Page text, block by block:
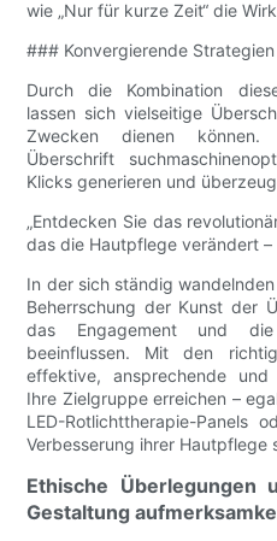
wie „Nur für kurze Zeit“ die
### Konvergierende
Durch die Kombination
lassen sich vielseitige
Zwecken dienen können.
Überschrift
Klicks generieren und
„Entdecken Sie das
das die Hautpflege verändert –
In der sich ständig
Beherrschung der Kunst der
das Engagement und die
beeinflussen. Mit den
effektive, ansprechende
Ihre Zielgruppe erreichen –
LED-Rotlichttherapie-Panels
Verbesserung ihrer Hautpflege
Ethische Überlegungen
Gestaltung